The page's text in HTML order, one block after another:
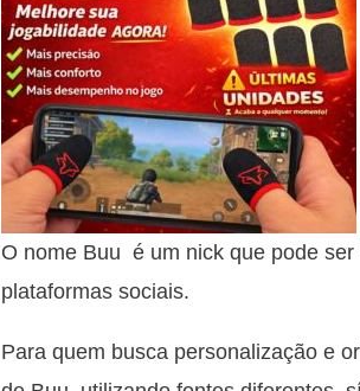
O nome Buu é um nick que pode
plataformas sociais.
Para quem busca personalização e